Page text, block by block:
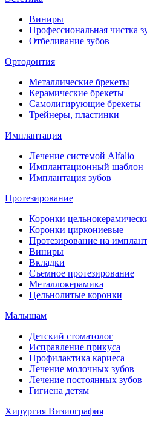
Виниры
Профессиональная чистка
Отбеливание зубов
Ортодонтия
Металлические брекеты
Керамические брекеты
Самолигирующие брекеты
Трейнеры, пластинки
Имплантация
Лечение системой Alfalio
Имплантационный шаблон
Имплантация зубов
Протезирование
Коронки
Коронки циркониевые
Протезирование на
Виниры
Вкладки
Съемное протезирование
Металлокерамика
Цельнолитые коронки
Малышам
Детский стоматолог
Исправление прикуса
Профилактика кариеса
Лечение молочных зубов
Лечение постоянных зубов
Гигиена детям
Хирургия Визиография